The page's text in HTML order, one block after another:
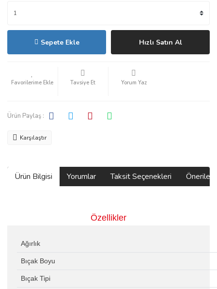
Sepete Ekle Hızlı Satın Al
Tavsiye Et Yorum Yaz
Ürün Paylaş :
Karşılaştır
Ürün Bilgisi Yorumlar Taksit Seçenekleri
Özellikler
Ağırlık
Bıçak Boyu
Bıçak Tipi